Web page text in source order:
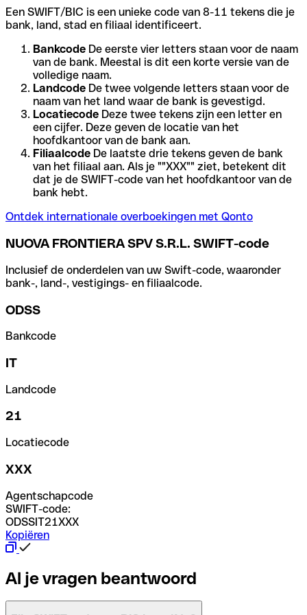
Een SWIFT/BIC is een unieke code van 8-11 tekens die je
bank, land, stad en filiaal identificeert.
Bankcode De eerste vier letters staan voor de naam
van de bank. Meestal is dit een korte versie van de
volledige naam.
Landcode De twee volgende letters staan voor de
naam van het land waar de bank is gevestigd.
Locatiecode Deze twee tekens zijn een letter en
een cijfer. Deze geven de locatie van het
hoofdkantoor van de bank aan.
Filiaalcode De laatste drie tekens geven de bank
van het filiaal aan. Als je ""XXX"" ziet, betekent dit
dat je de SWIFT-code van het hoofdkantoor van de
bank hebt.
Ontdek internationale overboekingen met Qonto
NUOVA FRONTIERA SPV S.R.L. SWIFT-code
Inclusief de onderdelen van uw Swift-code, waaronder
bank-, land-, vestigings- en filiaalcode.
ODSS
Bankcode
IT
Landcode
21
Locatiecode
XXX
Agentschapcode
SWIFT-code:
ODSSIT21XXX
Kopiëren
Al je vragen beantwoord